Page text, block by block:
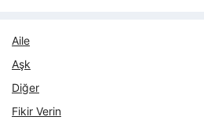
Aile
Aşk
Diğer
Fikir Verin